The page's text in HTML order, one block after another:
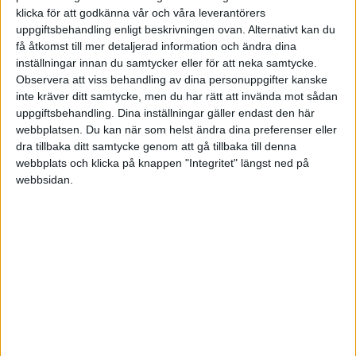
klicka för att godkänna vår och våra leverantörers
uppgiftsbehandling enligt beskrivningen ovan. Alternativt kan du
få åtkomst till mer detaljerad information och ändra dina
inställningar innan du samtycker eller för att neka samtycke.
Observera att viss behandling av dina personuppgifter kanske
inte kräver ditt samtycke, men du har rätt att invända mot sådan
uppgiftsbehandling. Dina inställningar gäller endast den här
webbplatsen. Du kan när som helst ändra dina preferenser eller
dra tillbaka ditt samtycke genom att gå tillbaka till denna
webbplats och klicka på knappen "Integritet" längst ned på
webbsidan.
utåt och kritiserar oss och vårt arbete.